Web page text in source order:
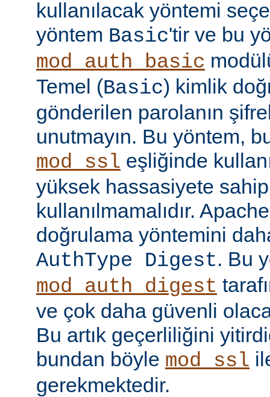
kullanılacak yöntemi
yöntem Basic'tir ve bu
mod_auth_basic
Temel (Basic) kimlik
gönderilen parolanın
unutmayın. Bu yöntem,
mod_ssl eşliğinde
yüksek hassasiyete
kullanılmamalıdır.
doğrulama yöntemini
AuthType Digest. Bu
mod_auth_digest
ve çok daha güvenli
Bu artık geçerliliğini
bundan böyle mod_ssl
gerekmektedir.